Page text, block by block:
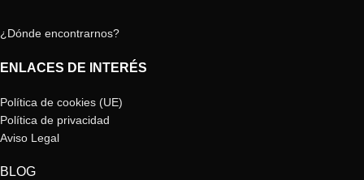
¿Dónde encontrarnos?
ENLACES DE INTERÉS
Política de cookies (UE)
Política de privacidad
Aviso Legal
BLOG